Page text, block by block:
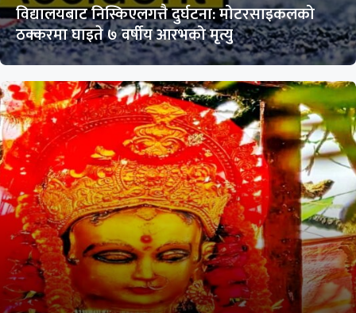
विद्यालयबाट निस्किएलगत्तै दुर्घटना: मोटरसाइकलको
ठक्करमा घाइते ७ वर्षीय आरभको मृत्यु